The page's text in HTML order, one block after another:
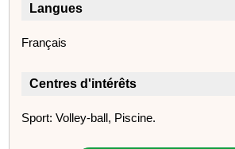
Langues
Français
Centres d'intérêts
Sport: Volley-ball, Piscine.